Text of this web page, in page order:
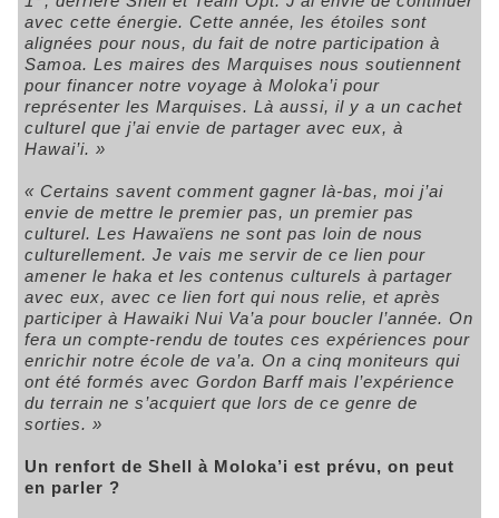
avec cette énergie. Cette année, les étoiles sont
alignées pour nous, du fait de notre participation à
Samoa. Les maires des Marquises nous soutiennent
pour financer notre voyage à Moloka’i pour
représenter les Marquises. Là aussi, il y a un cachet
culturel que j’ai envie de partager avec eux, à
Hawai’i. »
« Certains savent comment gagner là-bas, moi j’ai
envie de mettre le premier pas, un premier pas
culturel. Les Hawaïens ne sont pas loin de nous
culturellement. Je vais me servir de ce lien pour
amener le haka et les contenus culturels à partager
avec eux, avec ce lien fort qui nous relie, et après
participer à Hawaiki Nui Va’a pour boucler l’année. On
fera un compte-rendu de toutes ces expériences pour
enrichir notre école de va’a. On a cinq moniteurs qui
ont été formés avec Gordon Barff mais l’expérience
du terrain ne s’acquiert que lors de ce genre de
sorties. »
Un renfort de Shell à Moloka’i est prévu, on peut
en parler ?